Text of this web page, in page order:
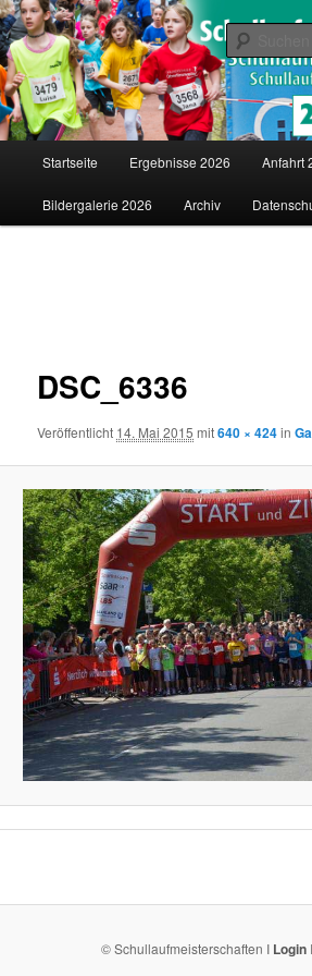
Saarländische Schullaufmeisterschaften in
Zum
Inhalt
Startseite Ergebnisse 2026 Anfahrt
Bildergalerie 2026 Archiv
DSC_6336
Veröffentlicht 14. Mai 2015 mit640 × 424in
© Schullaufmeisterschaften I LoginI